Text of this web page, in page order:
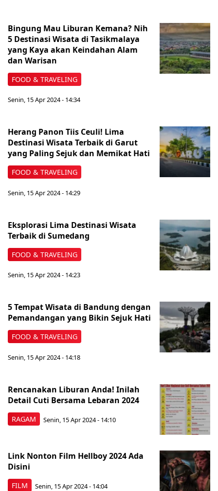
FOOD & TRAVELING
Bingung Mau Liburan Kemana? Nih
5 Destinasi Wisata di Tasikmalaya
yang Kaya akan Keindahan Alam
dan Warisan
Senin, 15 Apr 2024 - 14:34
FOOD & TRAVELING
Herang Panon Tiis Ceuli! Lima
Destinasi Wisata Terbaik di Garut
yang Paling Sejuk dan Memikat Hati
Senin, 15 Apr 2024 - 14:29
FOOD & TRAVELING
Eksplorasi Lima Destinasi Wisata
Terbaik di Sumedang
Senin, 15 Apr 2024 - 14:23
FOOD & TRAVELING
5 Tempat Wisata di Bandung dengan
Pemandangan yang Bikin Sejuk Hati
Senin, 15 Apr 2024 - 14:18
RAGAM
Rencanakan Liburan Anda! Inilah
Detail Cuti Bersama Lebaran 2024
Senin, 15 Apr 2024 - 14:10
FILM
Link Nonton Film Hellboy 2024 Ada
Disini
Senin, 15 Apr 2024 - 14:04